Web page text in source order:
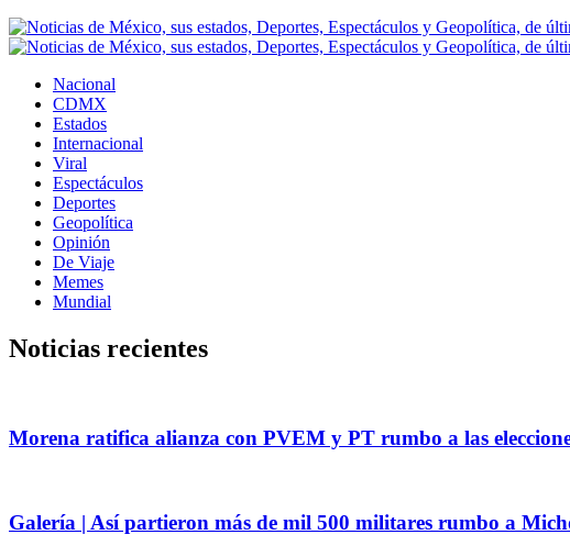
Nacional
CDMX
Estados
Internacional
Viral
Espectáculos
Deportes
Geopolítica
Opinión
De Viaje
Memes
Mundial
Noticias recientes
Morena ratifica alianza con PVEM y PT rumbo a las
Galería | Así partieron más de mil 500 militares rumbo a